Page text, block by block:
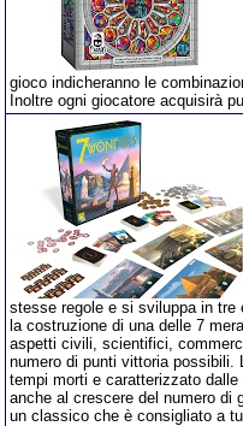
gioco indicheranno le
Inoltre ogni giocatore acquisirà
stesse regole e si sviluppa in tre
la costruzione di una delle 7
aspetti civili, scientifici,
numero di punti vittoria possibili.
tempi morti e caratterizzato
anche al crescere del numero di
un classico che è consigliato a